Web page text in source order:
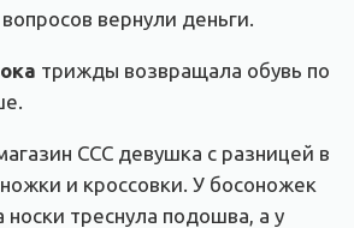
вернули деньги.
трижды возвращала обувь по
ССС девушка с разницей в
и кроссовки. У босоножек
носки треснула подошва, а у